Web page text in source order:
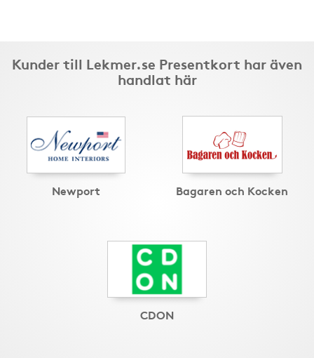
Kunder till Lekmer.se Presentkort har även
handlat här
Newport Bagaren och Kocken
CDON